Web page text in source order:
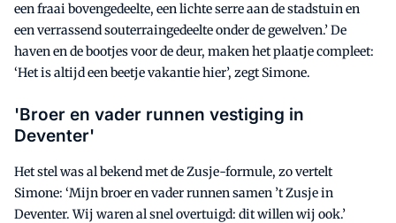
een fraai bovengedeelte, een lichte serre aan de stadstuin en
een verrassend souterraingedeelte onder de gewelven.’ De
haven en de bootjes voor de deur, maken het plaatje compleet:
‘Het is altijd een beetje vakantie hier’, zegt Simone.
'Broer en vader runnen vestiging in
Deventer'
Het stel was al bekend met de Zusje-formule, zo vertelt
Simone: ‘Mijn broer en vader runnen samen ’t Zusje in
Deventer. Wij waren al snel overtuigd: dit willen wij ook.’